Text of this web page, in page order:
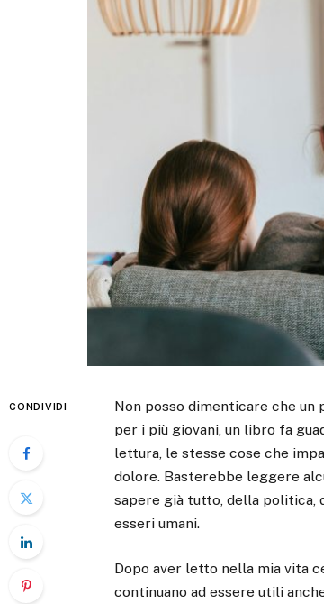
CONDIVIDI
Non posso dimenticare che
per i più giovani, un libro fa
lettura, le stesse cose che
dolore. Basterebbe leggere
sapere già tutto, della politica,
esseri umani.
Dopo aver letto nella mia vita
continuano ad essere utili